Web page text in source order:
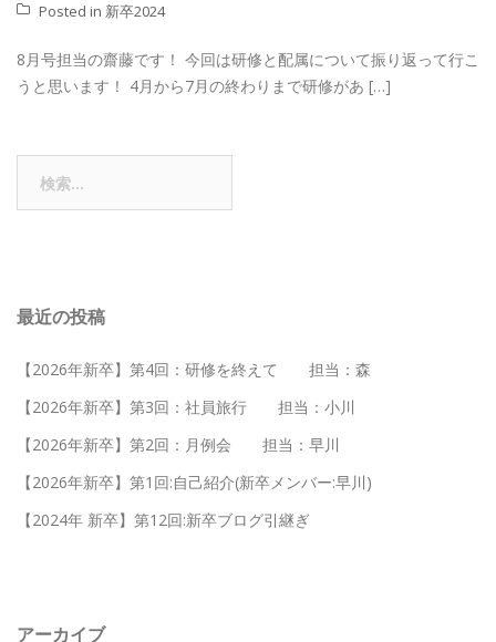
Posted in 新卒2024
8月号担当の齋藤です！ 今回は研修と配属について振り返って行こ
うと思います！ 4月から7月の終わりまで研修があ […]
最近の投稿
【2026年新卒】第4回：研修を終えて 担当：森
【2026年新卒】第3回：社員旅行 担当：小川
【2026年新卒】第2回：月例会 担当：早川
【2026年新卒】第1回:自己紹介(新卒メンバー:早川)
【2024年 新卒】第12回:新卒ブログ引継ぎ
アーカイブ